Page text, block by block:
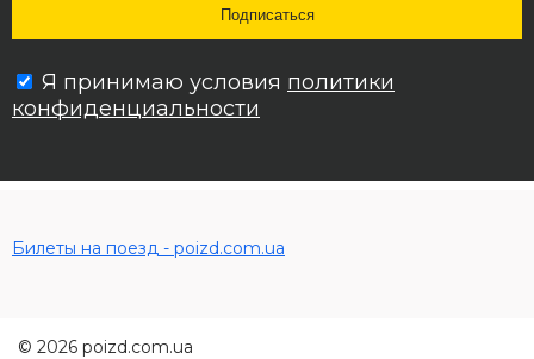
Я принимаю условия политики
конфиденциальности
Билеты на поезд - poizd.com.ua
© 2026 poizd.com.ua